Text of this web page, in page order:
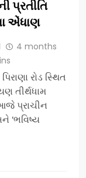
પ્રતીતિ
એંધાણ
4 months
રોડ સ્થિત
તીર્થધામ
પ્રાચીન
‘ભવિષ્ય